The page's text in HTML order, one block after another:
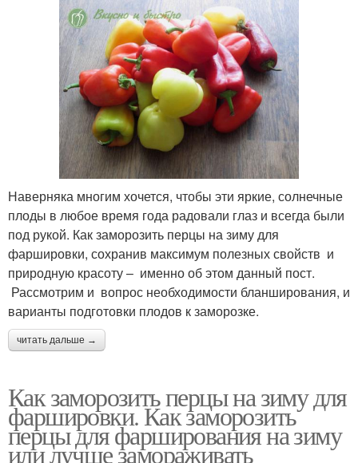
Наверняка многим хочется, чтобы эти яркие, солнечные
плоды в любое время года радовали глаз и всегда были
под рукой. Как заморозить перцы на зиму для
фаршировки, сохранив максимум полезных свойств и
природную красоту – именно об этом данный пост.
Рассмотрим и вопрос необходимости бланширования, и
варианты подготовки плодов к заморозке.
читать дальше →
Как заморозить перцы на зиму для
фаршировки. Как заморозить
перцы для фарширования на зиму
или лучше замораживать